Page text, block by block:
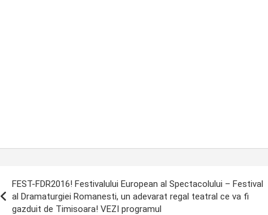
FEST-FDR2016! Festivalului European al Spectacolului – Festival
al Dramaturgiei Romanesti, un adevarat regal teatral ce va fi
gazduit de Timisoara! VEZI programul